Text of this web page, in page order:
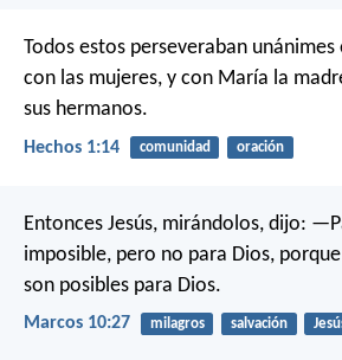
Todos estos perseveraban
con las mujeres, y con María la
sus hermanos.
Hechos 1:14 comunidad oración
Entonces Jesús, mirándolos, dijo:
imposible, pero no para Dios,
son posibles para Dios.
Marcos 10:27 milagros salvación